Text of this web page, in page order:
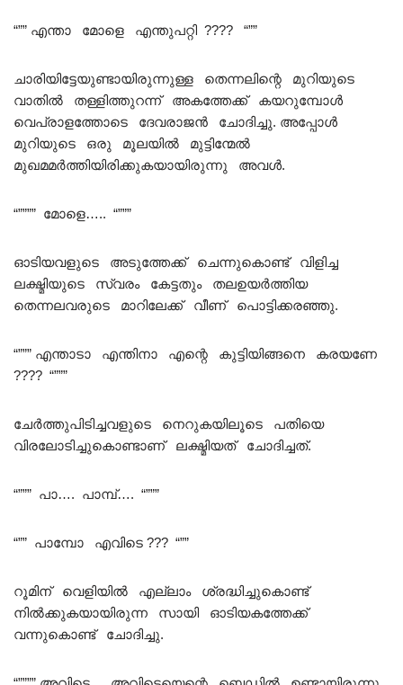
“”” എന്താ മോളെ എന്തുപറ്റി ???? “””
ചാരിയിട്ടേയുണ്ടായിരുന്നുള്ള തെന്നലിന്റെ മുറിയുടെ
വാതിൽ തള്ളിത്തുറന്ന് അകത്തേക്ക് കയറുമ്പോൾ
വെപ്രാളത്തോടെ ദേവരാജൻ ചോദിച്ചു. അപ്പോൾ
മുറിയുടെ ഒരു മൂലയിൽ മുട്ടിന്മേൽ
മുഖമമർത്തിയിരിക്കുകയായിരുന്നു അവൾ.
“”””” മോളെ….. “”””
ഓടിയവളുടെ അടുത്തേക്ക് ചെന്നുകൊണ്ട് വിളിച്ച
ലക്ഷ്മിയുടെ സ്വരം കേട്ടതും തലഉയർത്തിയ
തെന്നലവരുടെ മാറിലേക്ക് വീണ് പൊട്ടിക്കരഞ്ഞു.
“””” എന്താടാ എന്തിനാ എന്റെ കുട്ടിയിങ്ങനെ കരയണേ
???? “”””
ചേർത്തുപിടിച്ചവളുടെ നെറുകയിലൂടെ പതിയെ
വിരലോടിച്ചുകൊണ്ടാണ് ലക്ഷ്മിയത് ചോദിച്ചത്.
“””” പാ…. പാമ്പ്…. “”””
“”” പാമ്പോ എവിടെ ??? “””
റൂമിന് വെളിയിൽ എല്ലാം ശ്രദ്ധിച്ചുകൊണ്ട്
നിൽക്കുകയായിരുന്ന സായി ഓടിയകത്തേക്ക്
വന്നുകൊണ്ട് ചോദിച്ചു.